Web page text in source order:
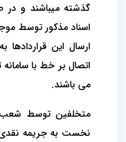
گذشته میباشند و
اسناد مذکور توسط
ارسال این قراردادها
اتصال بر خط با
می باشند.
متخلفین توسط شعب
نخست به جریمه نقدی